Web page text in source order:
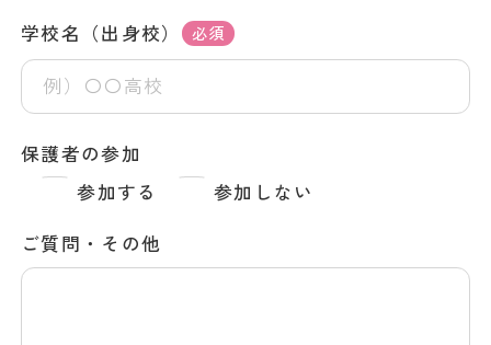
学校名（出身校） 必須
保護者の参加
参加する
参加しない
ご質問・その他